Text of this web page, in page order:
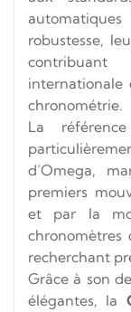
robustesse,
internationale
chronométrie.
La
d’Omega,
premiers
et par la
chronomètres
recherchant
Grâce à son
élégantes, la